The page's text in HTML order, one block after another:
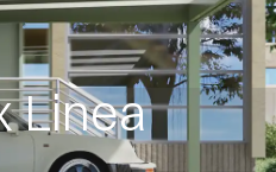
Linea